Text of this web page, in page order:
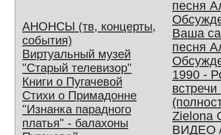
АНОНСЫ (тв, концерты,
события)
Виртуальный музей
"Старый телевизор"
Книги о Пугачевой
Стихи о Примадонне
"Изнанка парадного
платья" - балахоны
песня
Ваша
песня
1990 -
Zielona
ВИДЕО